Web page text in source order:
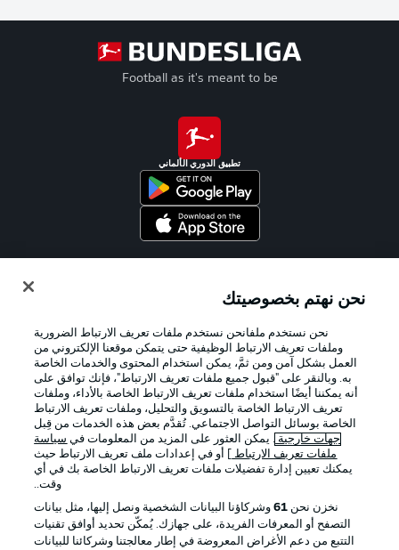
Football as it's meant to be
تطبيق الدوري الألماني
الإعلانات الإخطارات القانونية
شروط الاستخدام القنوات الناقلة
نحن نهتم بخصوصيتك
نحن نستخدم ملفانحن نستخدم ملفات تعريف الارتباط الضرورية
وملفات تعريف الارتباط الوظيفية حتى يتمكن موقعنا الإلكتروني من
العمل بشكل آمن ومن ثمَّ، يمكن استخدام المحتوى والخدمات الخاصة
به. وبالنقر على "قبول جميع ملفات تعريف الارتباط"، فإنك توافق على
أنه يمكننا أيضًا استخدام ملفات تعريف الارتباط الخاصة بالأداء، وملفات
تعريف الارتباط الخاصة بالتسويق والتحليل، وملفات تعريف الارتباط
الخاصة بوسائل التواصل الاجتماعي. تُقدَّم بعض هذه الخدمات من قِبل
جهات خارجية . يمكن العثور على المزيد من المعلومات في سياسة
ملفات تعريف الارتباط
] أو في إعدادات ملف تعريف الارتباط حيث
يمكنك تعيين إدارة تفضيلات ملفات تعريف الارتباط الخاصة بك في أي
وقت..
نخزن نحن 61وشركاؤنا البيانات الشخصية ونصل إليها، مثل بيانات
التصفح أو المعرفات الفريدة، على جهازك. يُمكّن تحديد أوافق تقنيات
التتبع من دعم الأغراض المعروضة في إطار معالجتنا وشركائنا للبيانات